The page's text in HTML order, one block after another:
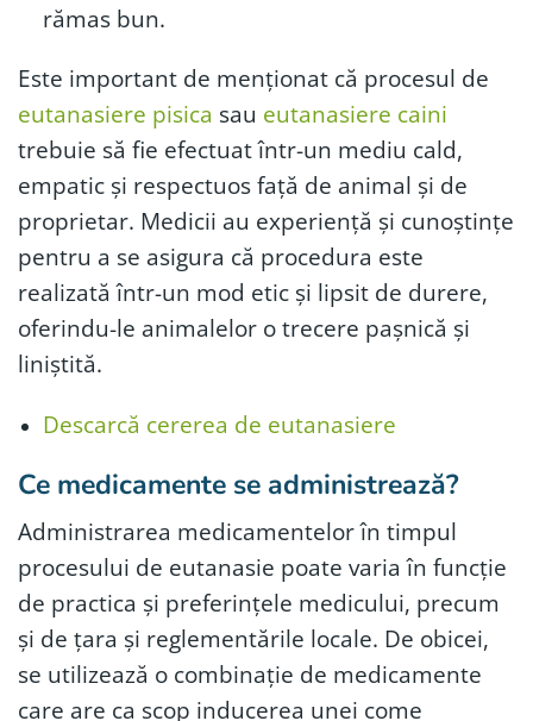
rămas bun.
Este important de menționat că procesul de
eutanasiere pisica sau eutanasiere caini
trebuie să fie efectuat într-un mediu cald,
empatic și respectuos față de animal și de
proprietar. Medicii au experiență și cunoștințe
pentru a se asigura că procedura este
realizată într-un mod etic și lipsit de durere,
oferindu-le animalelor o trecere pașnică și
liniștită.
Descarcă cererea de eutanasiere
Ce medicamente se administrează?
Administrarea medicamentelor în timpul
procesului de eutanasie poate varia în funcție
de practica și preferințele medicului, precum
și de țara și reglementările locale. De obicei,
se utilizează o combinație de medicamente
care are ca scop inducerea unei come